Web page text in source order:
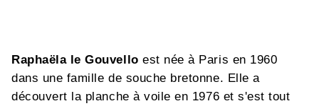
Raphaëla le Gouvello est née à Paris en 1960
dans une famille de souche bretonne. Elle a
découvert la planche à voile en 1976 et s'est tout